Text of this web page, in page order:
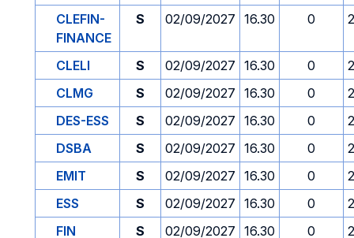
CLEFIN-
FINANCE
S 02/09/2027 16.30 0
CLELI S 02/09/2027 16.30 0
CLMG
S 02/09/2027 16.30 0
DES-ESS
S 02/09/2027 16.30 0
DSBA
S 02/09/2027 16.30 0
EMIT
S 02/09/2027 16.30 0
ESS
S 02/09/2027 16.30 0
FIN
S 02/09/2027 16.30 0